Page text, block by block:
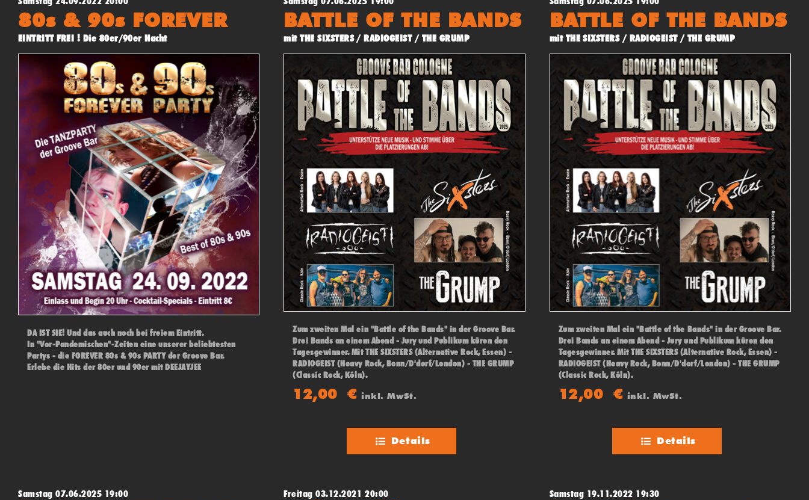
80s & 90s FOREVER
EINTRITT FREI ! Die 80er/90er Nacht
DA IST SIE! Und das auch noch bei freiem Eintritt.
In "Vor-Pandemischen"-Zeiten eine unserer beliebtesten
Partys - die FOREVER 80s & 90s PARTY der Groove Bar.
Erlebe die Hits der 80er und 90er mit DEEJAYJEE
BATTLE OF THE BANDS
mit THE SIXSTERS / RADIOGEIST / THE GRUMP
Zum zweiten Mal ein "Battle of the Bands" in der Groove Bar.
Drei Bands an einem Abend - Jury und Publikum küren den
Tagesgewinner. Mit THE SIXSTERS (Alternative Rock, Essen) -
RADIOGEIST (Heavy Rock, Bonn/D'dorf/London) - THE GRUMP
(Classic Rock, Köln).
12,00€ inkl. MwSt.
Details
BATTLE OF THE BANDS
mit THE SIXSTERS / RADIOGEIST / THE GRUMP
Zum zweiten Mal ein "Battle of the Bands" in der Groove Bar.
Drei Bands an einem Abend - Jury und Publikum küren den
Tagesgewinner. Mit THE SIXSTERS (Alternative Rock, Essen) -
RADIOGEIST (Heavy Rock, Bonn/D'dorf/London) - THE GRUMP
(Classic Rock, Köln).
12,00 € inkl. MwSt.
Details
Samstag 07.06.2025 19:00 Freitag 03.12.2021 20:00 Samstag 19.11.2022 19:30